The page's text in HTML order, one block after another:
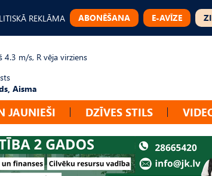
REKLĀMA ABONĒŠANA E-AVĪZE
4.3 m/s, R vēja virziens
Aisma
JAUNIEŠI DZĪVES STILS